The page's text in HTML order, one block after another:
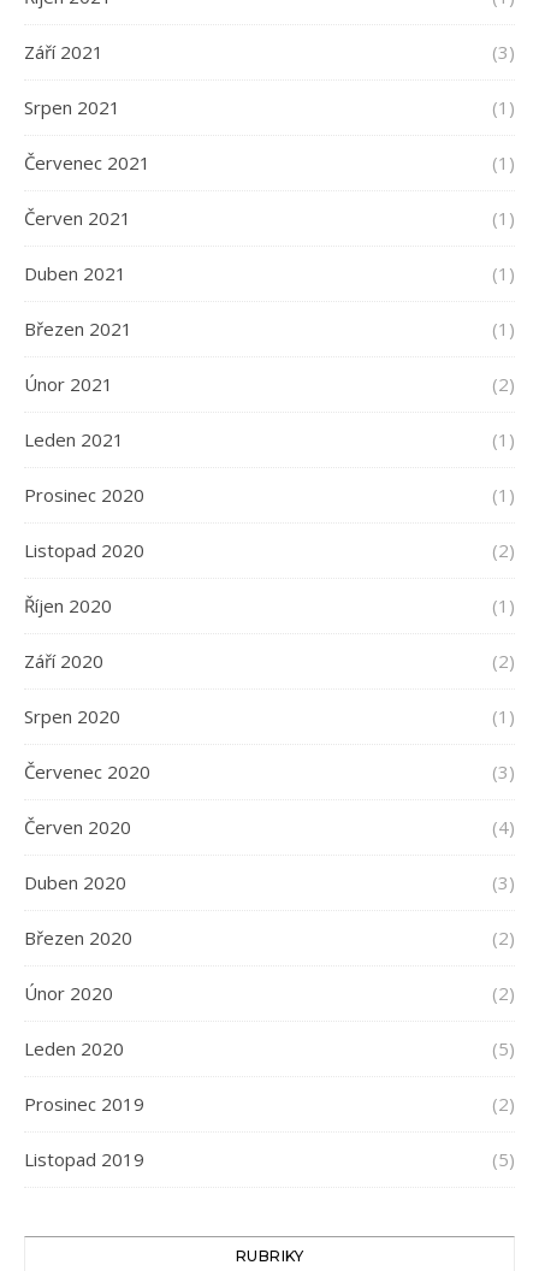
Září 2021 (3)
Srpen 2021 (1)
Červenec 2021 (1)
Červen 2021 (1)
Duben 2021 (1)
Březen 2021 (1)
Únor 2021 (2)
Leden 2021 (1)
Prosinec 2020 (1)
Listopad 2020 (2)
Říjen 2020 (1)
Září 2020 (2)
Srpen 2020 (1)
Červenec 2020 (3)
Červen 2020 (4)
Duben 2020 (3)
Březen 2020 (2)
Únor 2020 (2)
Leden 2020 (5)
Prosinec 2019 (2)
Listopad 2019 (5)
RUBRIKY